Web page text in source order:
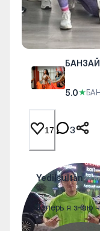
БАНЗАЙ
5.0★
17 3
Yedilsultan22
Теперь я знаю